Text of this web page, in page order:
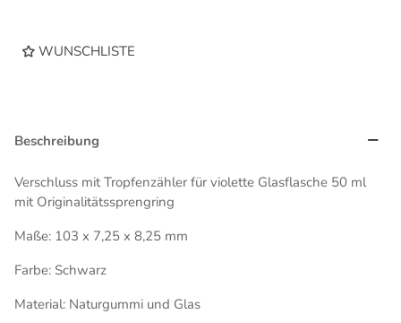
WUNSCHLISTE
Beschreibung
Verschluss mit Tropfenzähler für violette Glasflasche 50 ml
mit Originalitätssprengring
Maße: 103 x 7,25 x 8,25 mm
Farbe: Schwarz
Material: Naturgummi und Glas